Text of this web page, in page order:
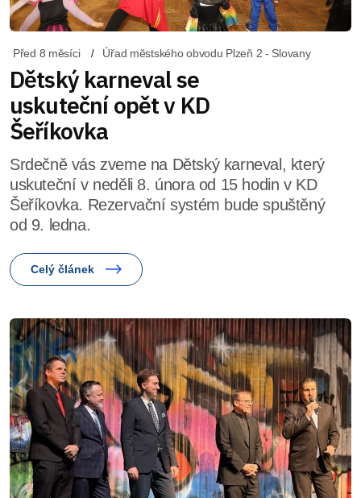
Před 8 měsíci Úřad městského obvodu Plzeň 2 - Slovany
Dětský karneval se
uskuteční opět v KD
Šeříkovka
Srdečně vás zveme na Dětský karneval, který
uskuteční v neděli 8. února od 15 hodin v KD
Šeříkovka. Rezervační systém bude spuštěný
od 9. ledna.
Celý článek